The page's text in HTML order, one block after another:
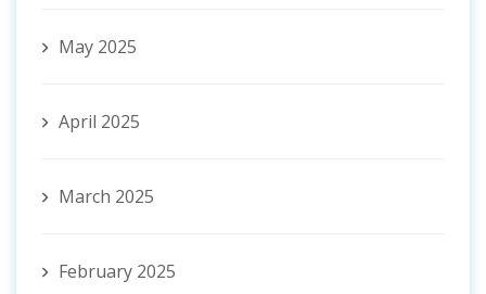
May 2025
April 2025
March 2025
February 2025